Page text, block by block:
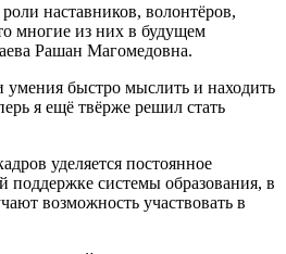
наставников, волонтёров,
многие из них в будущем
Рашан Магомедовна.
умения быстро мыслить и находить
я ещё твёрже решил стать
уделяется постоянное
поддержке системы образования, в
возможность участвовать в